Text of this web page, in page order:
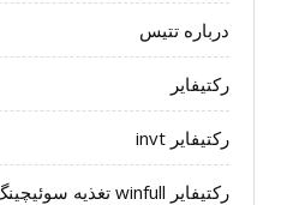
درباره تتیس
رکتیفایر
رکتیفایر invt
رکتیفایر winfull تغذیه سوئیچینگ مخابراتی